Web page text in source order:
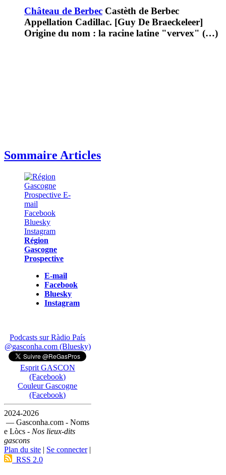
Château de Berbec Castèth de Berbec
Appellation Cadillac. [Guy De Braeckeleer]
Origine du nom : la racine latine "vervex" (…)
Sommaire Articles
Région
Gascogne
Prospective
E-mail
Facebook
Bluesky
Instagram
Podcasts sur Ràdio País
@gasconha.com (Bluesky)
Esprit GASCON
(Facebook)
Couleur Gascogne
(Facebook)
2024-2026
— Gasconha.com - Noms
e Lòcs - Nos lieux-dits
gascons
Plan du site | Se connecter|
RSS 2.0